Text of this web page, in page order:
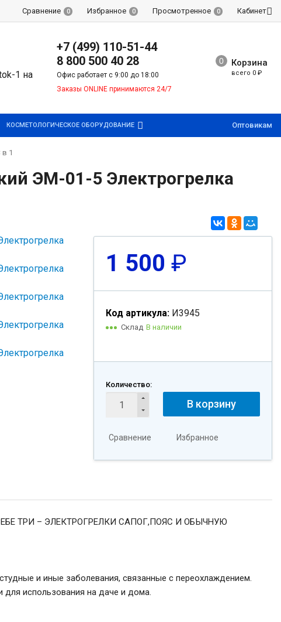
Сравнение 0 Избранное 0 Просмотренное 0 Кабинет
+7 (499) 110-51-44
8 800 500 40 28
Офис работает с 9:00 до 18:00
Заказы ONLINE принимаются 24/7
Корзина
всего 0 ₽
КОСМЕТОЛОГИЧЕСКОЕ ОБОРУДОВАНИЕ Оптовикам
1
ЭМ-01-5 Электрогрелка
1 500 ₽
Код артикула: И3945
Склад В наличии
Количество:
В корзину
Сравнение Избранное
ТРИ – ЭЛЕКТРОГРЕЛКИ САПОГ,ПОЯС И ОБЫЧНУЮ
и иные заболевания, связанные с переохлаждением.
использования на даче и дома.